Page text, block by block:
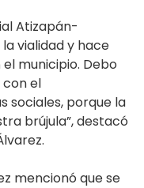
Atizapán-
vialidad y hace
municipio. Debo
el
sociales, porque la
brújula”, destacó
mencionó que se